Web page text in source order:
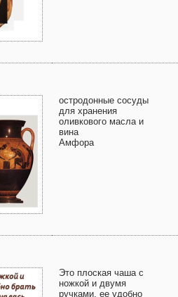
остродонные сосуды
для хранения
оливкового масла и
вина
Амфора
Это плоская чаша с
ножкой и двумя
ручками, ее удобно